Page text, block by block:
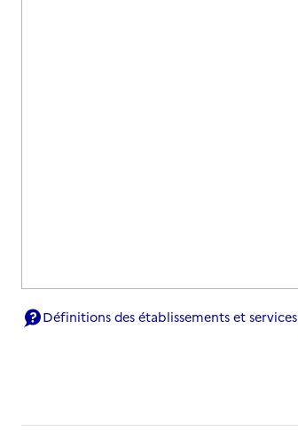
Définitions des établissements et services